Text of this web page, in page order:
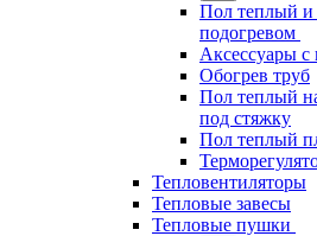
Пол теплый и
подогревом
Аксессуары с
Обогрев труб
Пол теплый
под стяжку
Пол теплый
Тепловентиляторы
Тепловые завесы
Тепловые пушки